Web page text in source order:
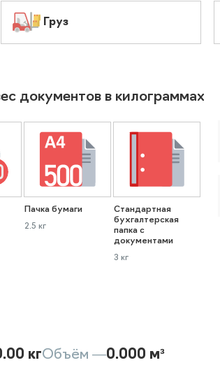
Груз
документов в килограммах
Пачка бумаги
2.5 кг
Стандартная
бухгалтерская
папка с
документами
3 кг
кгОбъём —0.000 м³